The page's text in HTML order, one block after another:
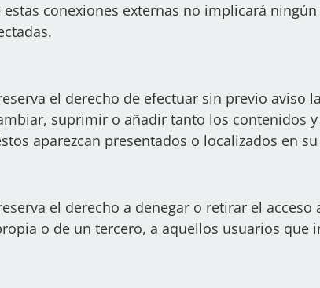
conexiones externas no implicará
el derecho de efectuar sin previo aviso
suprimir o añadir tanto los contenidos
aparezcan presentados o localizados en
el derecho a denegar o retirar el
o de un tercero, a aquellos usuarios que